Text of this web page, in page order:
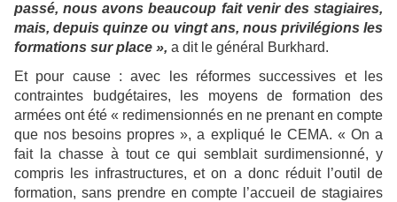
passé, nous avons beaucoup fait venir des stagiaires,
mais, depuis quinze ou vingt ans, nous privilégions les
formations sur place », a dit le général Burkhard.
Et pour cause : avec les réformes successives et les
contraintes budgétaires, les moyens de formation des
armées ont été « redimensionnés en ne prenant en compte
que nos besoins propres », a expliqué le CEMA. « On a
fait la chasse à tout ce qui semblait surdimensionné, y
compris les infrastructures, et on a donc réduit l’outil de
formation, sans prendre en compte l’accueil de stagiaires